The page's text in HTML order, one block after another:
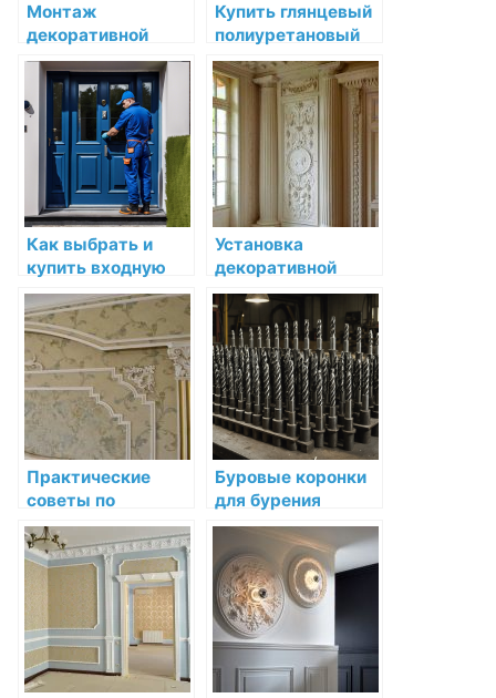
Монтаж
декоративной
лепнины на
потолке: советы и
рекомендации
Купить глянцевый
полиуретановый
лак для дерева
sherwin williams
wood classic
waterborne
polyuretane
varnish gloss по
низкой цене в СПб
Как выбрать и
купить входную
дверь в Пензе с
установкой
Установка
декоративной
лепнины в
магазине: секреты
и рекомендации
Практические
советы по
установке и уходу
за лепниной
Буровые коронки
для бурения
скважин: как
выбрать и купить
оптимальный
инструмент